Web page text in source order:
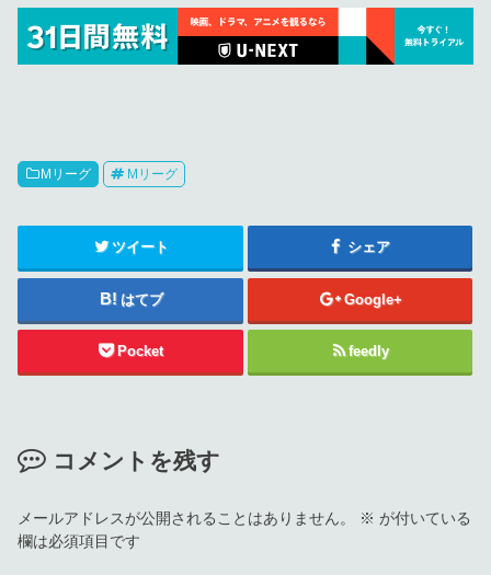
Mリーグ Mリーグ
ツイート シェア
はてブ Google+
Pocket feedly
コメントを残す
メールアドレスが公開されることはありません。 ※ が付いている
欄は必須項目です